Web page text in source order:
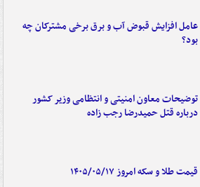
عامل افزایش قبوض آب و برق برخی مشترکان چه
بود؟
توضیحات معاون امنیتی و انتظامی وزیر کشور
درباره قتل حمیدرضا رجب زاده
قیمت طلا و سکه امروز ۱۴۰۵/۰۵/۱۷